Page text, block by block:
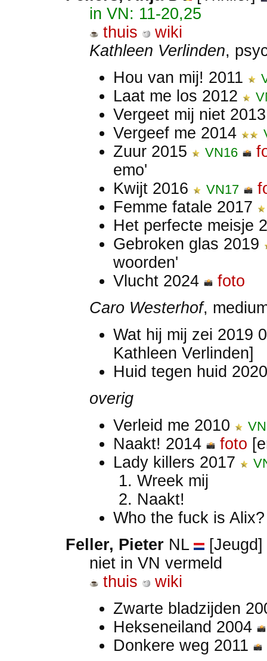
in VN: 11-20,25
thuis
wiki
Kathleen Verlinden,
Hou van mij! 2011
Laat me los 2012
Vergeet mij niet
Vergeef me 2014
Zuur 2015 VN16
emo'
Kwijt 2016
VN17
Femme fatale 2017
Het perfecte meisje
Gebroken glas 2019
woorden'
Vlucht 2024
foto
Caro Westerhof,
Wat hij mij zei 2019
Kathleen Verlinden]
Huid tegen huid
overig
Verleid me 2010
Naakt! 2014 foto
Lady killers 2017
Wreek mij
Naakt!
Who the fuck is
Feller, Pieter NL
[Jeugd]
niet in VN vermeld
thuis
wiki
Zwarte bladzijden
Hekseneiland 2004
Donkere weg 2011